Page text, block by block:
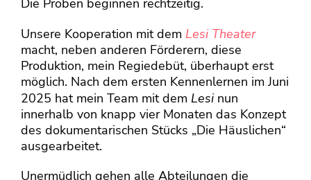
Unsere Kooperation mit dem Lesi Theater
macht, neben anderen Förderern, diese
Produktion, mein Regiedebüt, überhaupt erst
möglich. Nach dem ersten Kennenlernen im Juni
2025 hat mein Team mit dem Lesinun
innerhalb von knapp vier Monaten das Konzept
des dokumentarischen Stücks „Die Häuslichen“
ausgearbeitet.
Unermüdlich gehen alle Abteilungen die